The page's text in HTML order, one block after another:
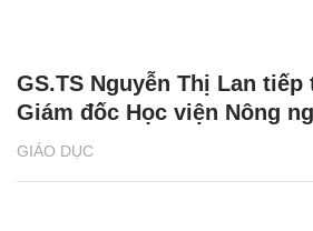
GIÁO DỤC
GS.TS Nguyễn Thị Lan
Giám đốc Học viện Nông